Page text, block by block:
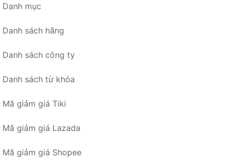
Danh mục
Danh sách hãng
Danh sách công ty
Danh sách từ khóa
Mã giảm giá Tiki
Mã giảm giá Lazada
Mã giảm giá Shopee